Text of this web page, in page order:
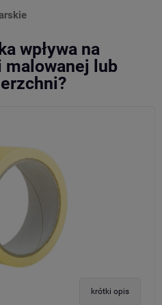
wpływa na
malowanej lub
krótki opis